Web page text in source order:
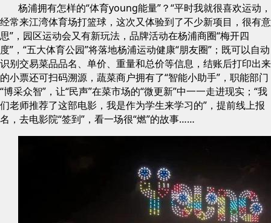
杨浦拥有怎样的“体育young能量”？“平时我就很喜欢运动，
经常来江湾体育场打篮球，这次又体验到了不少新项目，很有意
思”，园区运动会又有新玩法，品牌活动在杨浦商圈“梅开四
度”，“五大体育公园”将落地杨浦运动健康“朋友圈”；既可以自动
识别交易菜品品名、单价、重量和总价等信息，结账后打印出来
的小票还可扫码溯源，蔬菜商户拥有了“智能小助手”，职能部门
“博采众智”，让“民声”在菜市场的“微更新”中一一走进现实；“我
们老师推荐了这部电影，我是作为学生来学习的”，提前线上报
名，去电影院“签到”，看一场很“燃”的故事……